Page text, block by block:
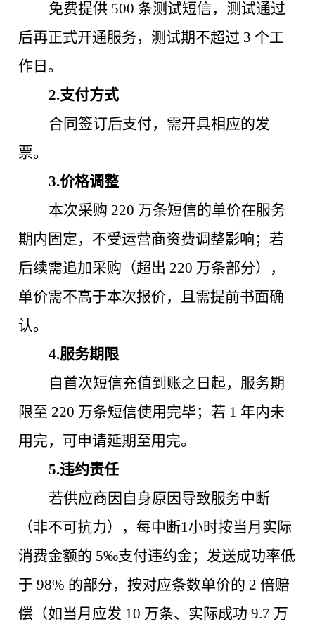
免费提供 500 条测试短信，测试通过
后再正式开通服务，测试期不超过 3 个工
作日。
2.支付方式
合同签订后支付，需开具相应的发
票。
3.价格调整
本次采购 220 万条短信的单价在服务
期内固定，不受运营商资费调整影响；若
后续需追加采购（超出 220 万条部分），
单价需不高于本次报价，且需提前书面确
认。
4.服务期限
自首次短信充值到账之日起，服务期
限至 220 万条短信使用完毕；若 1 年内未
用完，可申请延期至用完。
5.违约责任
若供应商因自身原因导致服务中断
（非不可抗力），每中断1小时按当月实际
消费金额的 5‰支付违约金；发送成功率低
于 98% 的部分，按对应条数单价的 2 倍赔
偿（如当月应发 10 万条、实际成功 9.7 万